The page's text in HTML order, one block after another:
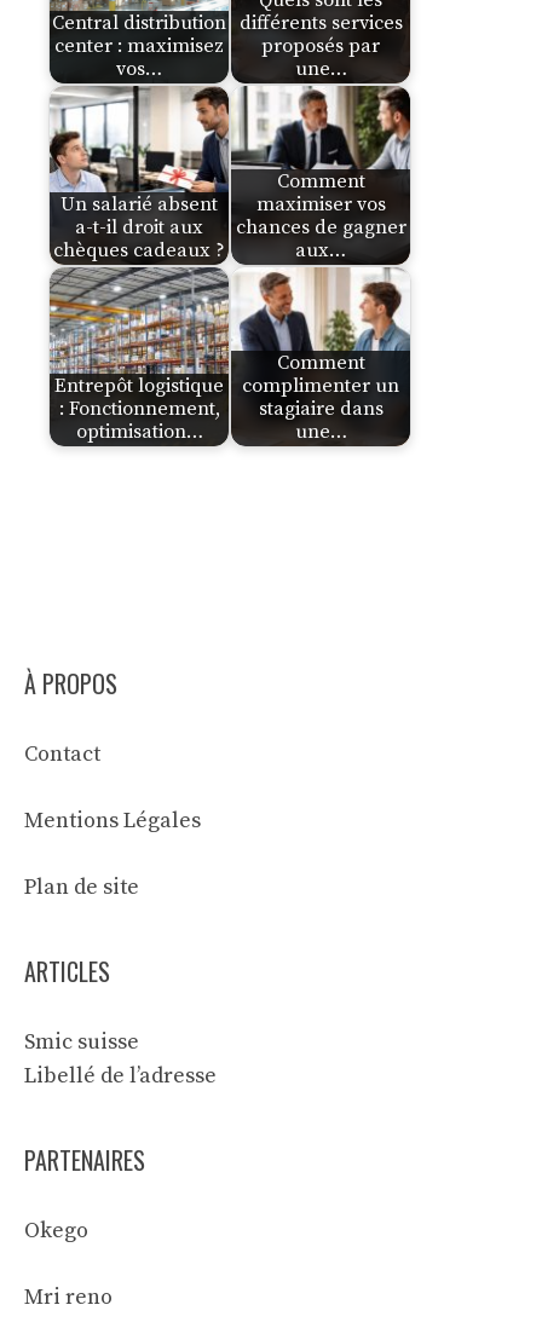
Central distribution
center : maximisez
vos…
différents services
proposés par
une…
Un salarié absent
a-t-il droit aux
chèques cadeaux ?
Comment
maximiser vos
chances de gagner
aux…
Entrepôt logistique
: Fonctionnement,
optimisation…
Comment
complimenter un
stagiaire dans
une…
À PROPOS
Contact
Mentions Légales
Plan de site
ARTICLES
Smic suisse
Libellé de l’adresse
PARTENAIRES
Okego
Mri reno